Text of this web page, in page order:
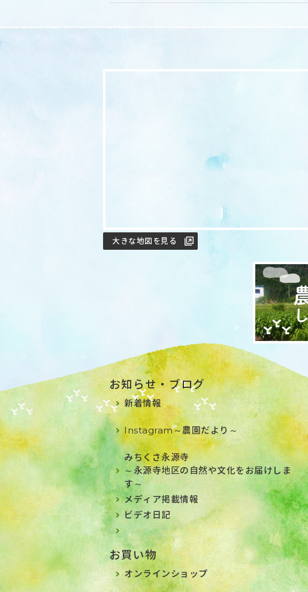
大きな地図を見る
お知らせ・ブログ
新着情報
Instagram～農園だより～
みちくさ永源寺
～永源寺地区の自然や文化をお届けしま
す～
メディア掲載情報
ビデオ日記
お買い物
オンラインショップ